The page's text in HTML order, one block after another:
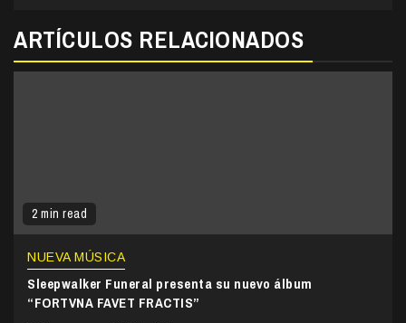
ARTÍCULOS RELACIONADOS
2 min read
NUEVA MÚSICA
Sleepwalker Funeral presenta su nuevo álbum
“FORTVNA FAVET FRACTIS”